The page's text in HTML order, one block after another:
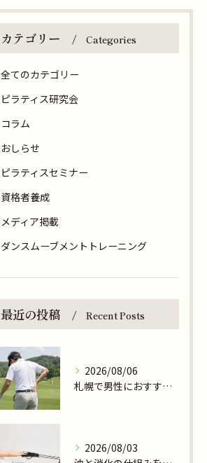
カテゴリー Categories
全てのカテゴリー
ピラティス研究会
コラム
おしらせ
ピラティスセミナー
資格者養成
メディア掲載
ダンスムーブメントトレーニング
最近の投稿 Recent Posts
2026/08/06
札幌で男性におすすめのピラティス・身体調律スタジオ
2026/08/03